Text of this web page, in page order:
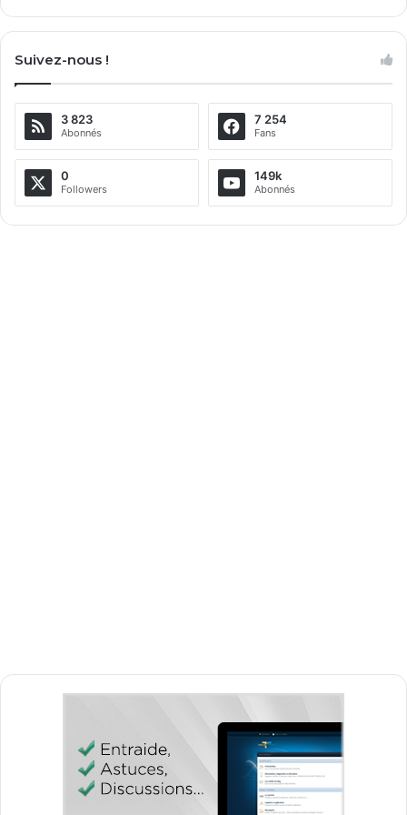
t
n
t
i
Suivez-nous !
3 823
Abonnés
7 254
Fans
0
Followers
149k
Abonnés